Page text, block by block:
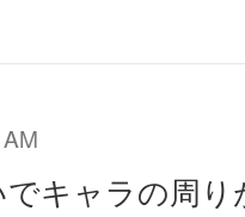
キャラの周